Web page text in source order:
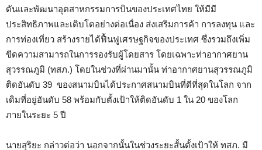
ดันและพัฒนาอุตสาหกรรมการบินของประเทศไทย ให้มีมี
ประสิทธิภาพและเติบโตอย่างต่อเนื่อง ส่งเสริมการค้า การลงทุน และ
การท่องเที่ยว สร้างรายได้ฟื้นฟูเศรษฐกิจของประเทศ ซึ่งรวมถึงเพิ่ม
ขีดความสามารถในการรองรับผู้โดยสาร โดยเฉพาะท่าอากาศยาน
สุวรรณภูมิ (ทสภ.) โดยในช่วงที่ผ่านมานั้น ท่าอากาศยานสุวรรณภูมิ
ติดอันดับ 39 ของสนามบินได้ประกาศสนามบินที่ดีที่สุดในโลก จาก
เดิมที่อยู่อันดับ 58 พร้อมกับตั้งเป้าให้ติดอันดับ 1 ใน 20 ของโลก
ภายในระยะ 5 ปี
นายสุริยะ กล่าวต่อว่า นอกจากนั้นในช่วงระยะสั้นตั้งเป้าให้ ทสภ. มี